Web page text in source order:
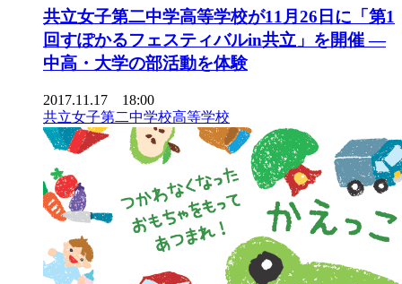
共立女子第二中学高等学校が11月26日に「第1
回すぽかるフェスティバルin共立」を開催 —
中高・大学の部活動を体験
2017.11.17 18:00
共立女子第二中学校高等学校